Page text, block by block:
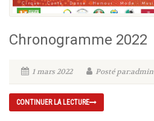
Chronogramme 2022
1 mars 2022 Posté par:admin
CONTINUER LA LECTURE